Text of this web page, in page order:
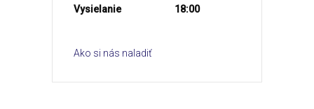
Vysielanie
18:00
Ako si nás naladiť